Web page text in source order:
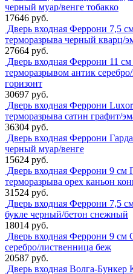
черный муар/венге тобакко
17646 руб.
Дверь входная Феррони 7,5
терморазрыва черный кварц/
27664 руб.
Дверь входная Феррони 11 см
терморазрывом антик
горизонт
30697 руб.
Дверь входная Феррони
терморазрыва сатин графит/
36304 руб.
Дверь входная Феррони
черный муар/венге
15624 руб.
Дверь входная Феррони 9 см
терморазрыва орех каньон
31524 руб.
Дверь входная Феррони 7,5
букле черный/бетон снежный
18014 руб.
Дверь входная Феррони 9 см
серебро/лиственница беж
20587 руб.
Дверь входная Волга-Бункер